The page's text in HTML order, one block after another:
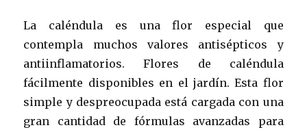
La caléndula es una flor especial que
contempla muchos valores antisépticos y
antiinflamatorios. Flores de caléndula
fácilmente disponibles en el jardín. Esta flor
simple y despreocupada está cargada con una
gran cantidad de fórmulas avanzadas para